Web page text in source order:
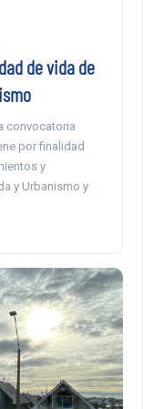
de vida de
convocatoria
por finalidad
y
y Urbanismo y